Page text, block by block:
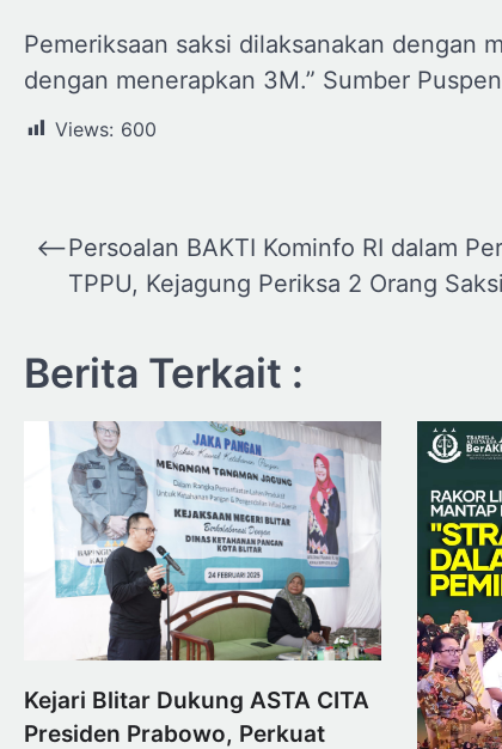
Pemeriksaan saksi dilaksanakan dengan
dengan menerapkan 3M.” Sumber
Views: 600
Navigasi
pos
⟵Persoalan BAKTI Kominfo RI dalam
TPPU, Kejagung Periksa 2 Orang Saksi
Berita Terkait :
Kejari Blitar Dukung ASTA CITA
Presiden Prabowo, Perkuat